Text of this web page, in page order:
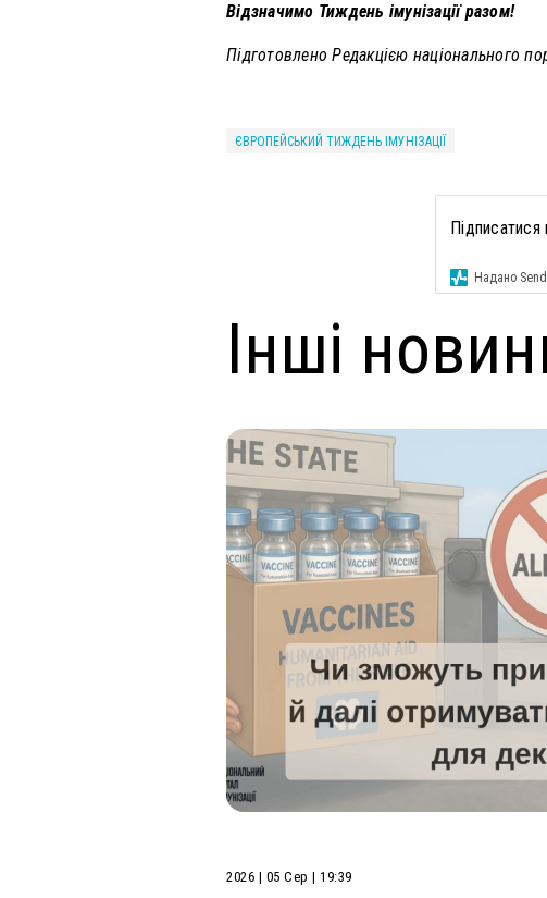
Відзначимо Тиждень імунізації разом!
Підготовлено Редакцією національного
ЄВРОПЕЙСЬКИЙ ТИЖДЕНЬ ІМУНІЗАЦІЇ
Підписатися
Надано
Інші
2026 | 05 Сер | 19:39